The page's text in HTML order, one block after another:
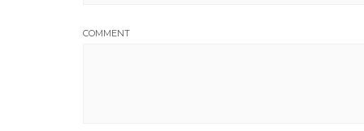
COMMENT